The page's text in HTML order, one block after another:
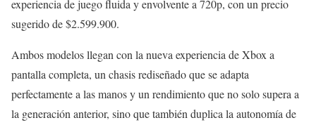
experiencia de juego fluida y envolvente a 720p, con un precio
sugerido de $2.599.900.
Ambos modelos llegan con la nueva experiencia de Xbox a
pantalla completa, un chasis rediseñado que se adapta
perfectamente a las manos y un rendimiento que no solo supera a
la generación anterior, sino que también duplica la autonomía de